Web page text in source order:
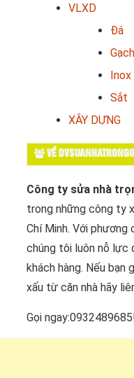
VLXD
Đá
Gạch
Inox
Sắt
XÂY DỰNG
VỀ
Công ty sửa nhà
trong những công ty
Chí Minh. Với
chúng tôi luôn nỗ lực
khách hàng. Nếu bạn
xấu từ căn nhà hãy
Gọi